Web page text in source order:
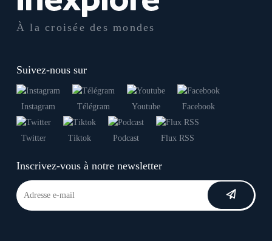
À la croisée des mondes
Suivez-nous sur
Instagram Télégram Youtube Facebook
Twitter Tiktok Podcast Flux RSS
Inscrivez-vous à notre newsletter